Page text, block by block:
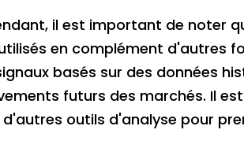
il est important de noter
en complément d'autres
basés sur des données
futurs des marchés. Il
outils d'analyse pour